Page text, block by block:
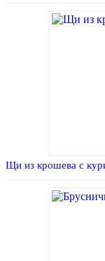
Щи из крошева с